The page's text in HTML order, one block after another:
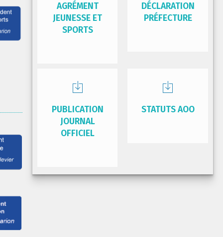
AGRÉMENT
JEUNESSE ET
SPORTS
DÉCLARATION
PRÉFECTURE
PUBLICATION
JOURNAL
OFFICIEL
STATUTS AOO